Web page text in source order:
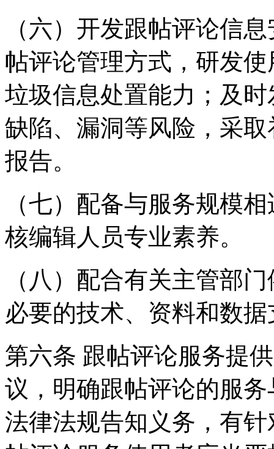
（六）开发跟帖评论信
帖评论管理方式，研发
垃圾信息处置能力；及
缺陷、漏洞等风险，采
报告。
（七）配备与服务规模
核编辑人员专业素养。
（八）配合有关主管部
必要的技术、资料和数
第六条 跟帖评论服务提
议，明确跟帖评论的服
法律法规告知义务，有